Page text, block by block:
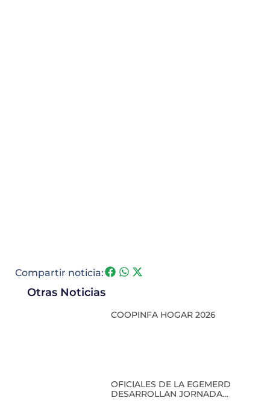
Compartir noticia:
Otras Noticias
COOPINFA HOGAR 2026
OFICIALES DE LA EGEMERD
DESARROLLAN JORNADA